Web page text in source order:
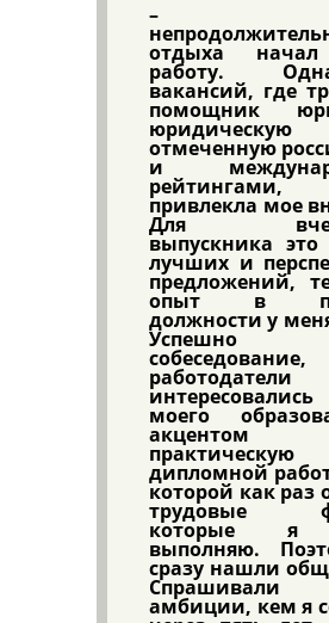
–
отдыха начал
работу.
вакансий, где
помощник
отмеченную
и
привлекла мое
Для
выпускника
лучших и
предложений,
опыт в
должности у
Успешно
работодатели
моего
дипломной
которой как раз
трудовые
которые я
выполняю.
сразу нашли
амбиции, кем я